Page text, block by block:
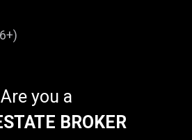
Are you a
BROKER